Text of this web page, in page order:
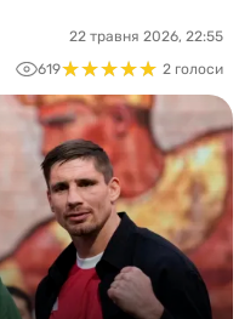
Франція
Україна
ЛЧ
ЧЕ-2028
Букмекери
22 травня 2026, 22:55
619★★★★★
★★★★★ 2 голоси